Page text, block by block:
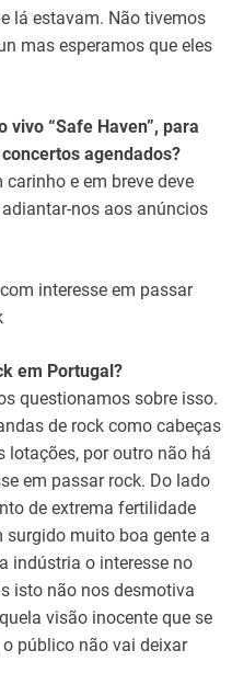
lá estavam. Não tivemos
mas esperamos que eles
vivo “Safe Haven”, para
agendados?
e em breve deve
nos aos anúncios
interesse em passar
em Portugal?
questionamos sobre isso.
de rock como cabeças
por outro não há
em passar rock. Do lado
de extrema fertilidade
muito boa gente a
indústria o interesse no
isto não nos desmotiva
visão inocente que se
público não vai deixar